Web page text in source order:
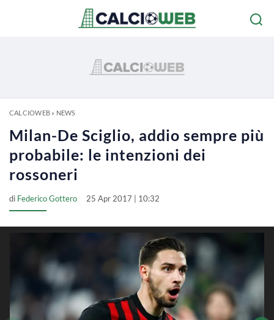
CALCIOWEB» NEWS
Milan-De Sciglio, addio sempre più
probabile: le intenzioni dei
rossoneri
di Federico Gottero 25 Apr 2017 | 10:32